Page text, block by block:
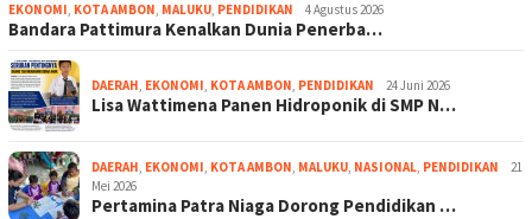
EKONOMI, KOTA AMBON, MALUKU, PENDIDIKAN 4 Agustus 2026
Bandara Pattimura Kenalkan Dunia Penerba…
DAERAH, EKONOMI, KOTA AMBON, PENDIDIKAN 24 Juni 2026
Lisa Wattimena Panen Hidroponik di SMP N…
DAERAH, EKONOMI, KOTA AMBON, MALUKU, NASIONAL, PENDIDIKAN
21
Mei 2026
Pertamina Patra Niaga Dorong Pendidikan …